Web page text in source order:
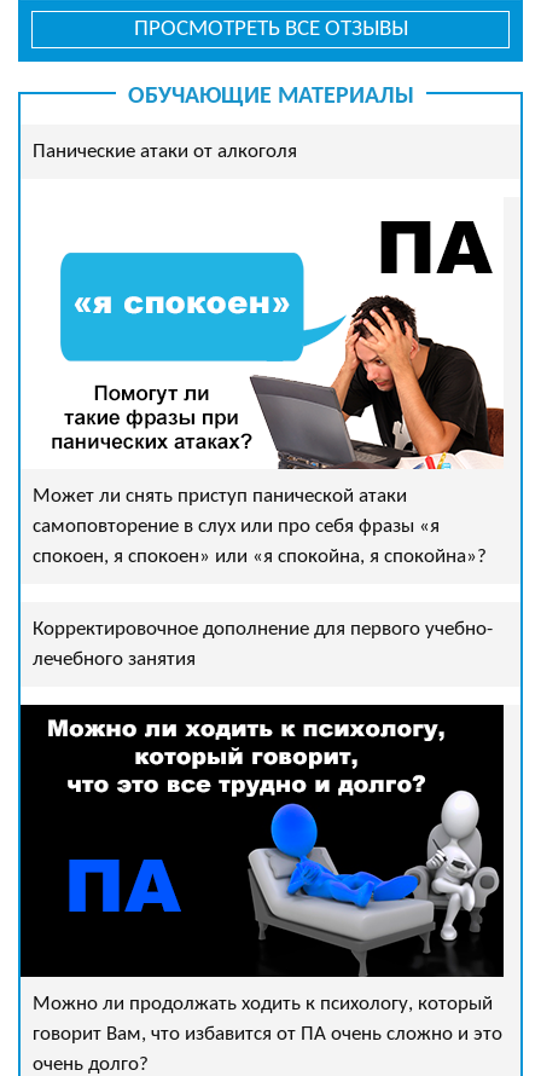
ПРОСМОТРЕТЬ ВСЕ ОТЗЫВЫ
ОБУЧАЮЩИЕ МАТЕРИАЛЫ
Панические атаки от алкоголя
Может ли снять приступ панической атаки
самоповторение в слух или про себя фразы «я
спокоен, я спокоен» или «я спокойна, я спокойна»?
Корректировочное дополнение для первого учебно-
лечебного занятия
Можно ли продолжать ходить к психологу, который
говорит Вам, что избавится от ПА очень сложно и это
очень долго?